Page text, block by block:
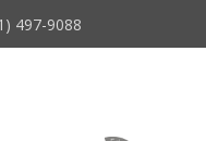
​497-9088